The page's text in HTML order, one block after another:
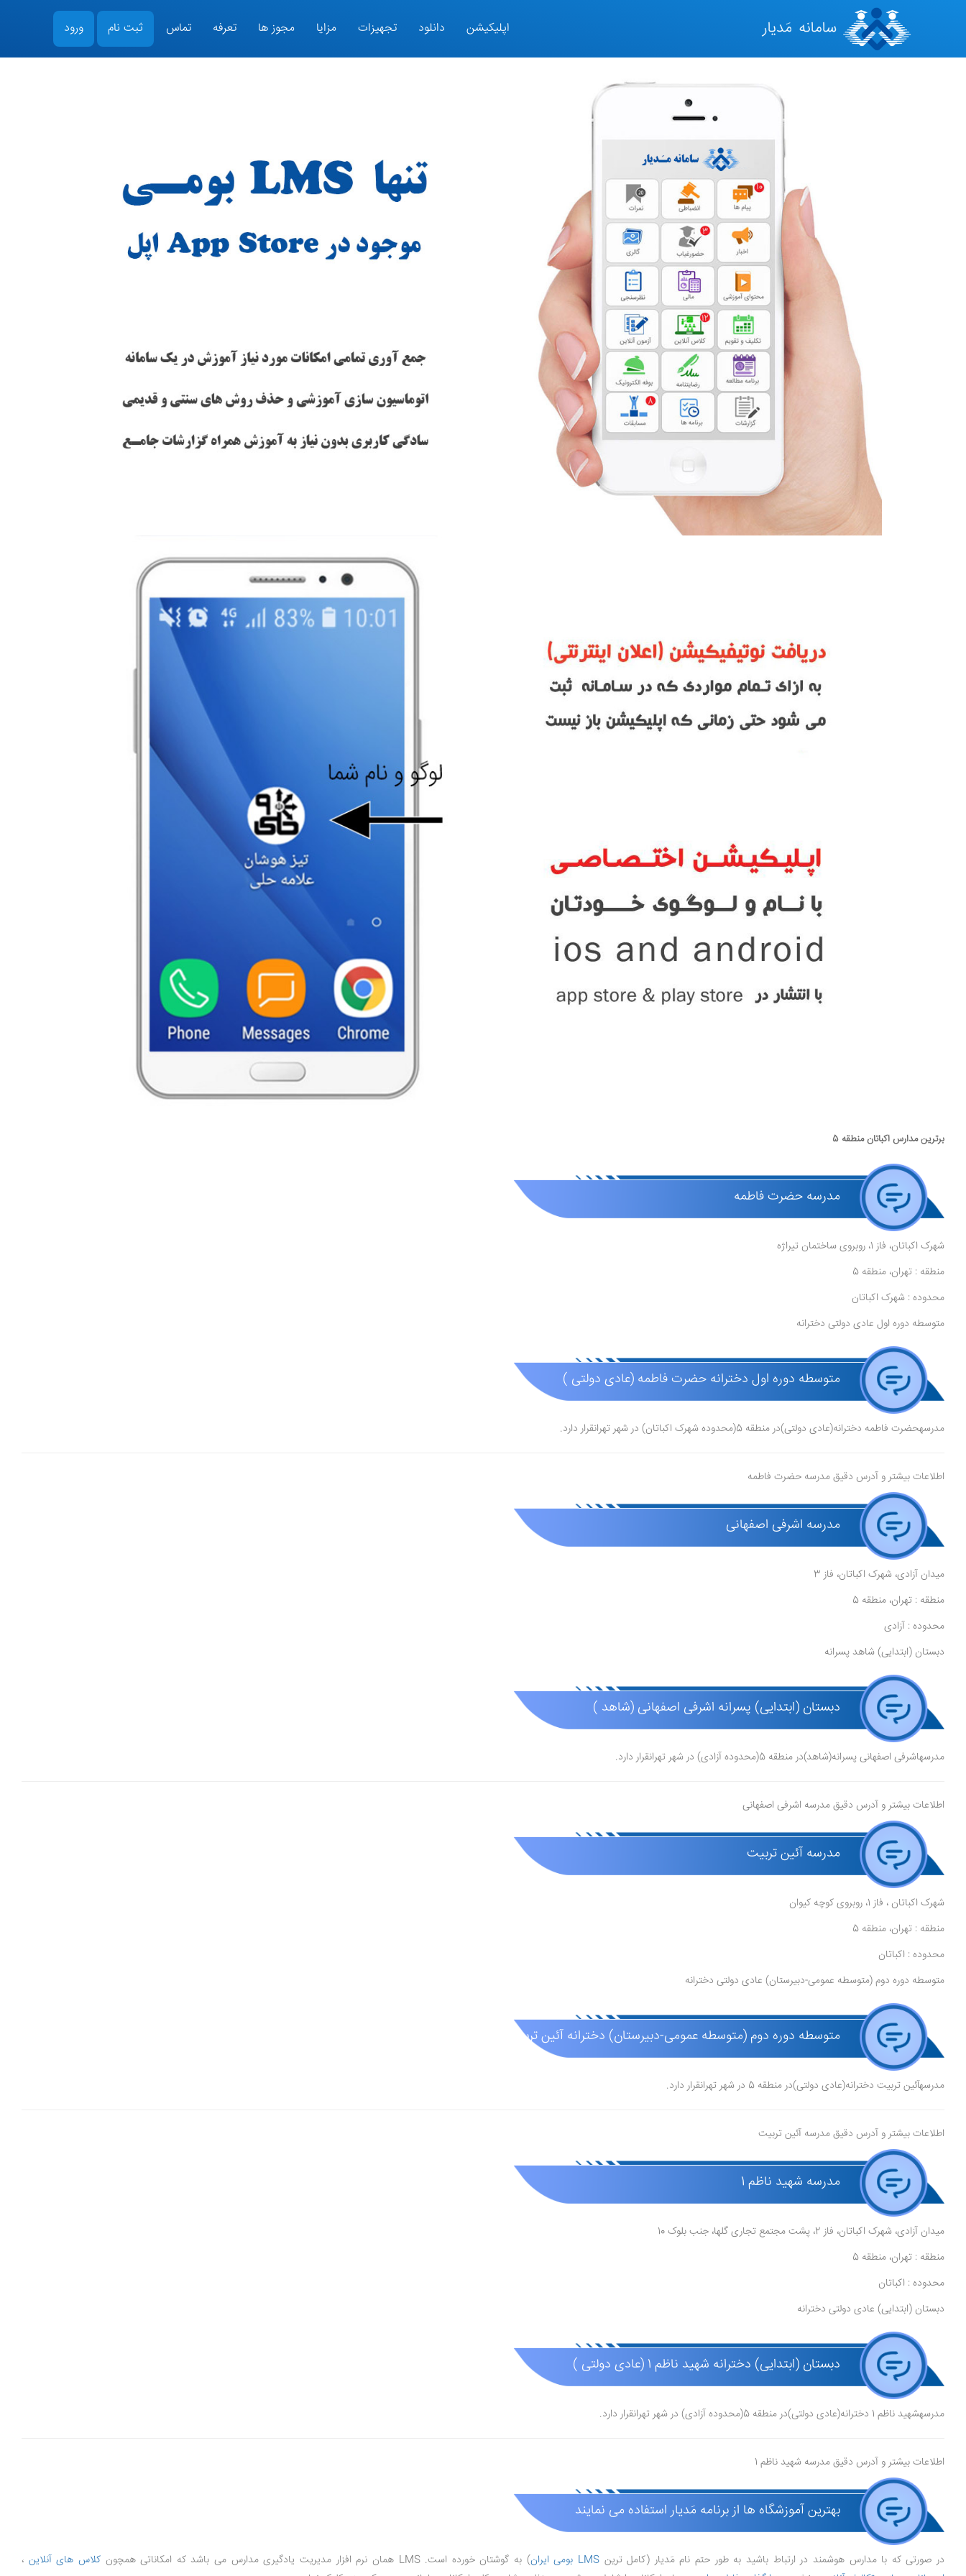
اپلیکیشن دانلود تجهیزات مزایا مجوز ها تعرفه تماس ثبت نام ورود
برترین مدارس اکباتان منطقه 5
مدرسه حضرت فاطمه
شهرک اکباتان، فاز 1، روبروی ساختمان تیراژه
منطقه : تهران، منطقه 5
محدوده : شهرک اکباتان
متوسطه دوره اول عادی دولتی دخترانه
متوسطه دوره اول دخترانه حضرت فاطمه (عادی دولتی )
مدرسهحضرت فاطمه دخترانه(عادی دولتی)در منطقه 5(محدوده شهرک اکباتان) در شهر تهرانقرار دارد.
اطلاعات بیشتر و آدرس دقیق مدرسه حضرت فاطمه
مدرسه اشرفی اصفهانی
میدان آزادی، شهرک اکباتان، فاز 3
منطقه : تهران، منطقه 5
محدوده : آزادی
دبستان (ابتدایی) شاهد پسرانه
دبستان (ابتدایی) پسرانه اشرفی اصفهانی (شاهد )
مدرسهاشرفی اصفهانی پسرانه(شاهد)در منطقه 5(محدوده آزادی) در شهر تهرانقرار دارد.
اطلاعات بیشتر و آدرس دقیق مدرسه اشرفی اصفهانی
مدرسه آئین تربیت
شهرک اکباتان ، فاز 1، روبروی کوچه کیوان
منطقه : تهران، منطقه 5
محدوده : اکباتان
متوسطه دوره دوم (متوسطه عمومی-دبیرستان) عادی دولتی دخترانه
متوسطه دوره دوم (متوسطه عمومی-دبیرستان) دخترانه آئین تربیت (عادی دولتی )
مدرسهآئین تربیت دخترانه(عادی دولتی)در منطقه 5 در شهر تهرانقرار دارد.
اطلاعات بیشتر و آدرس دقیق مدرسه آئین تربیت
مدرسه شهید ناظم 1
میدان آزادی، شهرک اکباتان، فاز 2، پشت مجتمع تجاری گلها، جنب بلوک 10
منطقه : تهران، منطقه 5
محدوده : اکباتان
دبستان (ابتدایی) عادی دولتی دخترانه
دبستان (ابتدایی) دخترانه شهید ناظم 1 (عادی دولتی )
مدرسهشهید ناظم 1 دخترانه(عادی دولتی)در منطقه 5(محدوده آزادی) در شهر تهرانقرار دارد.
اطلاعات بیشتر و آدرس دقیق مدرسه شهید ناظم 1
بهترین آموزشگاه ها از برنامه مَدیار استفاده می نمایند
در صورتی که با مدارس هوشمند در ارتباط باشید به طور حتم نام مَدیار (کامل ترینLMS بومی ایران ) به گوشتان خورده است. LMS همان نرم افزار مدیریت یادگیری مدارس می باشد که امکاناتی همچون کلاس های آنلاین ،